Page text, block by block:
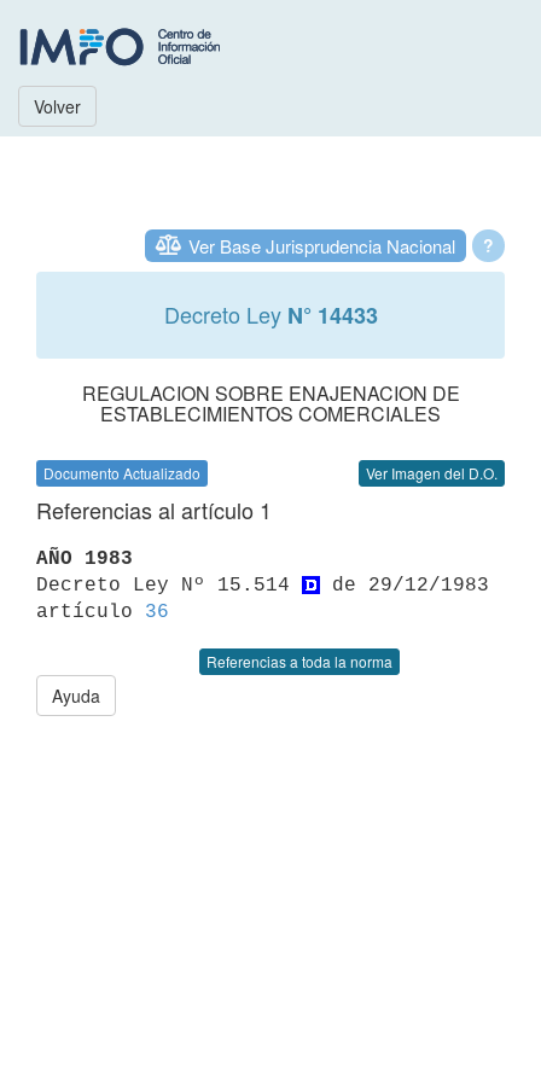
Volver
?
Ver Base Jurisprudencia Nacional
Decreto Ley N° 14433
REGULACION SOBRE ENAJENACION DE
ESTABLECIMIENTOS COMERCIALES
Documento Actualizado Ver Imagen del D.O.
Referencias al artículo 1
AÑO 1983
Decreto Ley Nº 15.514
de 29/12/1983
artículo 36
Referencias a toda la norma
Ayuda